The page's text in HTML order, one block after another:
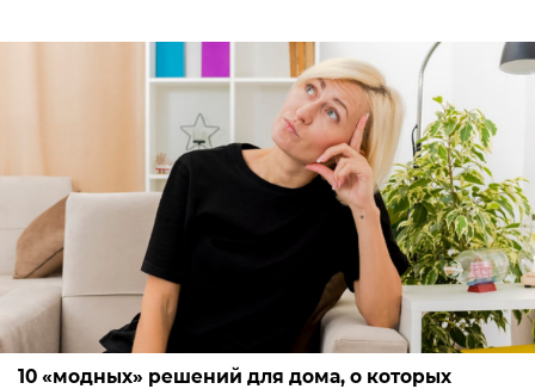
10 «модных» решений для дома, о которых